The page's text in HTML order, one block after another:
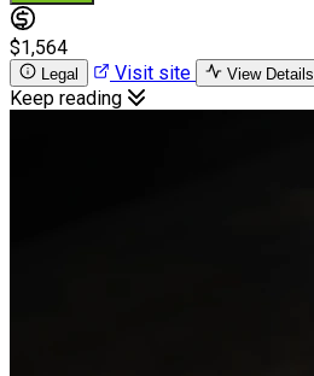
$1,564
Legal Visit site View Details
Keep reading